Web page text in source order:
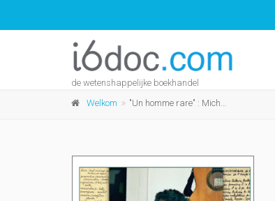
de wetenshappelijke boekhandel
Welkom "Un homme rare" : Michel Chicouène (1936-2017)